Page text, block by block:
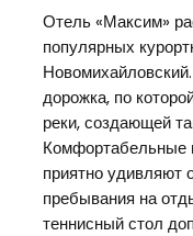
Отель «Максим»
популярных
дорожка, по
реки, создающей
Комфортабельные
приятно
пребывания на
теннисный стол